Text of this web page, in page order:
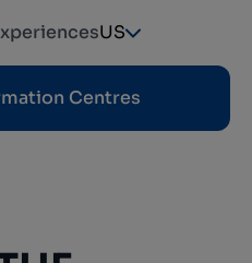
US
Centres